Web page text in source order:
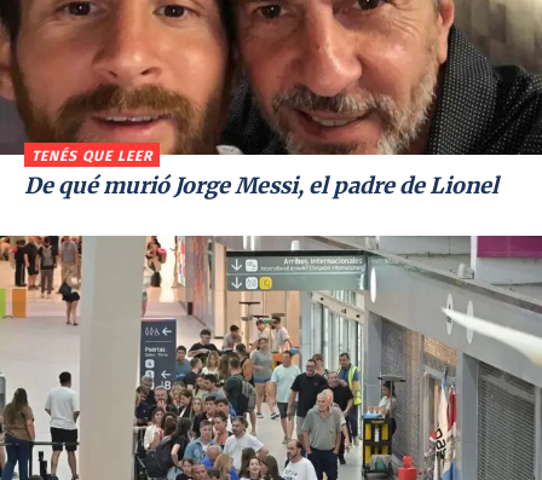
TENÉS QUE LEER
De qué murió Jorge Messi, el padre de Lionel